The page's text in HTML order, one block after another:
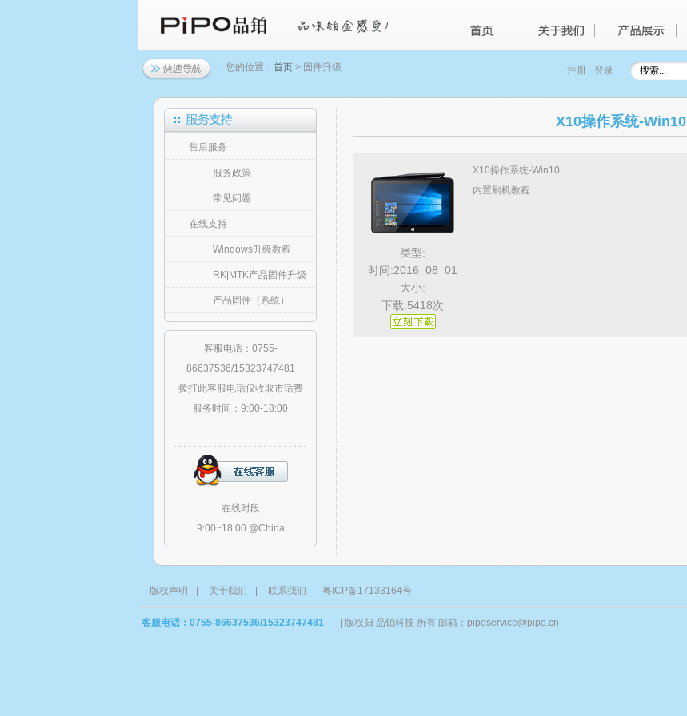
注册 登录
您的位置： 首页 > 固件升级
售后服务
服务政策
常见问题
在线支持
Windows升级教程
RK|MTK产品固件升级
产品固件（系统）
客服电话：0755-
86637536/15323747481
拨打此客服电话仅收取市话费
服务时间：9:00-18:00
在线时段
9:00~18:00 @China
X10操作系统-Win10
类型:
时间:2016_08_01
大小:
下载:5418次
X10操作系统-Win10
内置刷机教程
版权声明 关于我们 联系我们 粤ICP备17133164号
客服电话：0755-86637536/15323747481 版权归 品铂科技 所有 邮箱：piposervice@pipo.cn